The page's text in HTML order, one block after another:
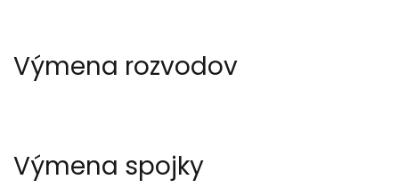
Výmena rozvodov
Výmena spojky